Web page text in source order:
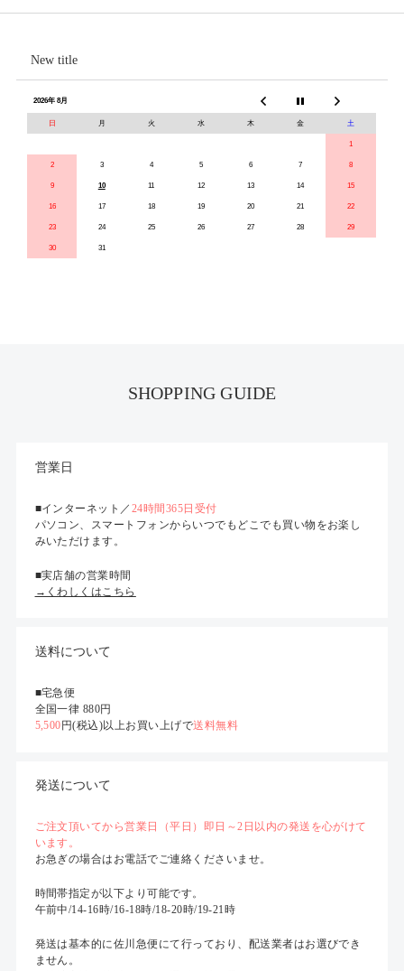
New title
2026年 8月
日 月 火 水 木 金 土
1
2 3 4 5 6 7 8
9 10 11 12 13 14 15
16 17 18 19 20 21 22
23 24 25 26 27 28 29
30 31
SHOPPING GUIDE
営業日
■インターネット／ 24時間365日受付
パソコン、スマートフォンからいつでもどこでも買い物をお楽し
みいただけます。
■実店舗の営業時間
→くわしくはこちら
送料について
■宅急便
全国一律 880円
5,500 円(税込)以上お買い上げで送料無料
発送について
ご注文頂いてから営業日（平日）即日～2日以内の発送を心がけて
います。
お急ぎの場合はお電話でご連絡くださいませ。
時間帯指定が以下より可能です。
午前中/14-16時/16-18時/18-20時/19-21時
発送は基本的に佐川急便にて行っており、配送業者はお選びでき
ません。